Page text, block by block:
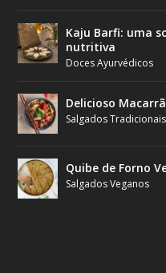
Kaju Barfi: uma
nutritiva
Doces Ayurvédicos
Delicioso
Salgados Tradicionais
Quibe de Forno
Salgados Veganos